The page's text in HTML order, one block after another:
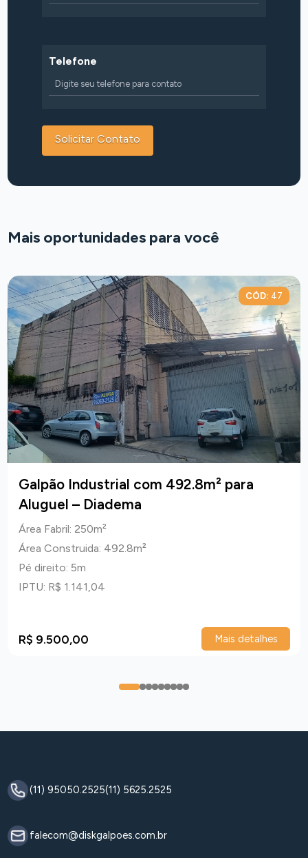
Telefone
Mais oportunidades para você
CÓD: 47
Galpão Industrial com 492.8m² para
Aluguel – Diadema
Área Fabril: 250m²
Área Construida: 492.8m²
Pé direito: 5m
IPTU: R$ 1.141,04
R$ 9.500,00 Mais detalhes
0 12345678
(11) 95050.2525(11) 5625.2525
falecom@diskgalpoes.com.br